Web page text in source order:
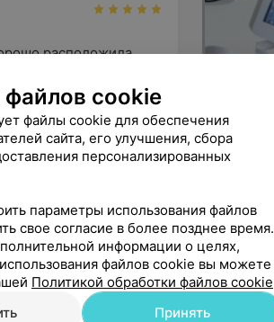
к неврологу.
и своевременно
практическим опытом
к каждому
врачу
и подобрать
расположила
Отве...
слова! Мы рады, что
Влади...
с жуткими
давали жи...
cookie
файлы cookie для обеспечения
сайта, его улучшения, сбора
персонализированных
параметры использования файлов
свое согласие в более позднее время.
информации о целях,
файлов cookie вы можете
Политикой обработки файлов cookie
Принять